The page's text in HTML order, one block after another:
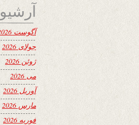
آرشیو
آگوست 2026
جولای 2026
ژوئن 2026
می 2026
آوریل 2026
مارس 2026
فوریه 2026